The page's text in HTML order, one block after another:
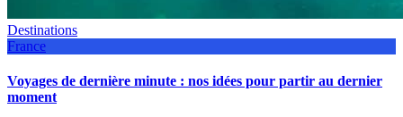
Destinations
France
Voyages de dernière minute : nos idées pour partir au dernier
moment